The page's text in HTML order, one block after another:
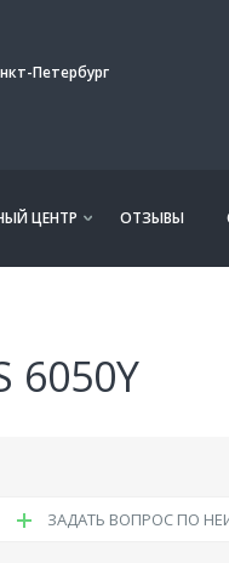
Петербург
ЦЕНТР ОТЗЫВЫ
6050Y
ЗАДАТЬ ВОПРОС ПО